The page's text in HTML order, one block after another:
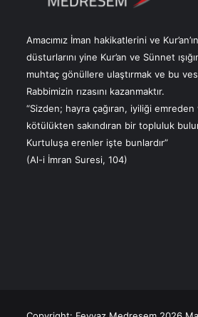
Amacımız İman hakikatlerini ve Kur’an’ın
düsturlarını yine Kur’an ve Sünnet
muhtaç gönüllere ulaştırmak ve bu
Rabbimizin rızasını kazanmaktır.
“Sizden; hayra çağıran, iyiliği emreden
kötülükten sakındıran bir topluluk
Kurtuluşa erenler işte bunlardır”
(Al-i İmran Suresi, 104)